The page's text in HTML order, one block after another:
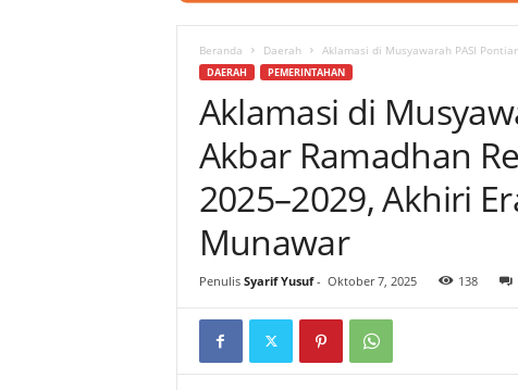
Beranda Daerah Aklamasi di Musyawarah PASI
DAERAH PEMERINTAHAN
Aklamasi di
Akbar Ramadhan
2025–2029, Akhiri
Munawar
Penulis Syarif Yusuf- Oktober 7, 2025 138